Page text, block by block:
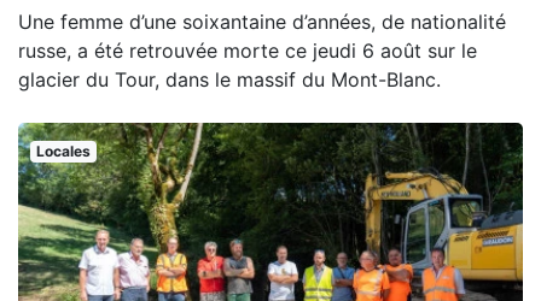
Une femme d’une soixantaine d’années, de nationalité
russe, a été retrouvée morte ce jeudi 6 août sur le
glacier du Tour, dans le massif du Mont-Blanc.
Locales